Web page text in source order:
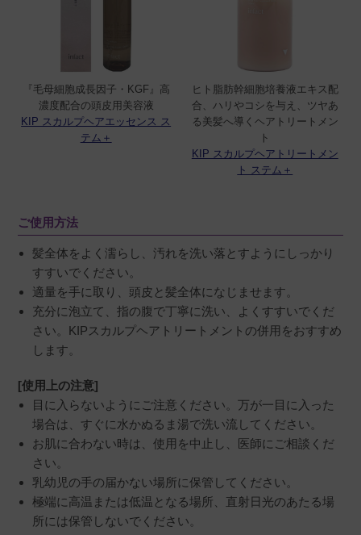
『毛母細胞成長因子・KGF』高
濃度配合の頭皮用美容液
KIP スカルプヘアエッセンス ス
テム＋
ヒト脂肪幹細胞培養液エキス配
合、ハリやコシを与え、ツヤあ
る美髪へ導くヘアトリートメン
ト
KIP スカルプヘアトリートメン
ト ステム＋
ご使用方法
髪全体をよく濡らし、汚れを洗い落とすようにしっかり
すすいでください。
適量を手に取り、頭皮と髪全体になじませます。
充分に泡立て、指の腹で丁寧に洗い、よくすすいでくだ
さい。KIPスカルプヘアトリートメントの併用をおすすめ
します。
[使用上の注意]
目に入らないようにご注意ください。万が一目に入った
場合は、すぐに水かぬるま湯で洗い流してください。
お肌に合わない時は、使用を中止し、医師にご相談くだ
さい。
乳幼児の手の届かない場所に保管してください。
極端に高温または低温となる場所、直射日光のあたる場
所には保管しないでください。